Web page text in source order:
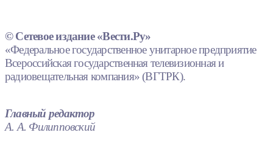
© Сетевое издание «Вести.Ру»
«Федеральное государственное унитарное предприятие
Всероссийская государственная телевизионная и
радиовещательная компания» (ВГТРК).
Главный редактор
А. А. Филипповский